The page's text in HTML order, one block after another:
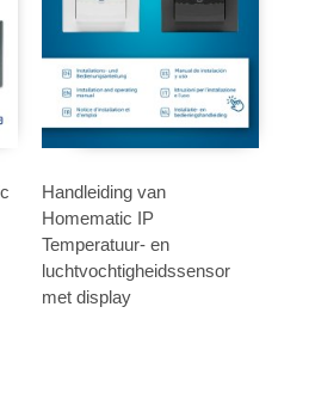
Handleiding van
Homematic IP
Temperatuur- en
luchtvochtigheidssensor
met display